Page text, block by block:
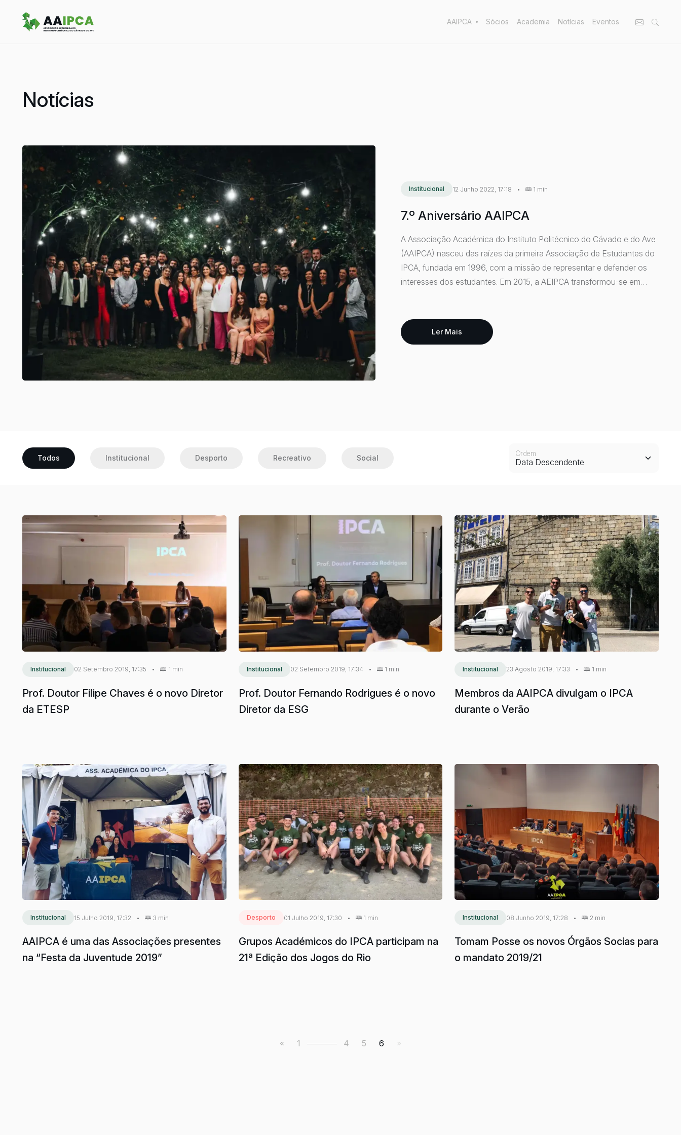
AAIPCA Sócios Academia Notícias Eventos
Notícias
Institucional 12 Junho 2022, 17:18 • 1 min
7.º Aniversário AAIPCA
A Associação Académica do Instituto Politécnico do Cávado e do Ave
(AAIPCA) nasceu das raízes da primeira Associação de Estudantes do
IPCA, fundada em 1996, com a missão de representar e defender os
interesses dos estudantes. Em 2015, a AEIPCA transformou-se em
o seu aniversário com uma Gala que reuniu dirigentes do IPCA,
representantes do Município de Barcelos e diversos parceiros,
Ler Mais
Todos Institucional Desporto Recreativo Social
Ordem
Institucional 02 Setembro 2019, 17:35 • 1 min
Prof. Doutor Filipe Chaves é o novo Diretor
da ETESP
Institucional 02 Setembro 2019, 17:34 • 1 min
Prof. Doutor Fernando Rodrigues é o novo
Diretor da ESG
Institucional 23 Agosto 2019, 17:33 • 1 min
Membros da AAIPCA divulgam o IPCA
durante o Verão
Institucional 15 Julho 2019, 17:32 • 3 min
AAIPCA é uma das Associações presentes
na “Festa da Juventude 2019”
Desporto 01 Julho 2019, 17:30 • 1 min
Grupos Académicos do IPCA participam na
21ª Edição dos Jogos do Rio
Institucional 08 Junho 2019, 17:28 • 2 min
Tomam Posse os novos Órgãos Socias para
o mandato 2019/21
« 1 4 5 6 »